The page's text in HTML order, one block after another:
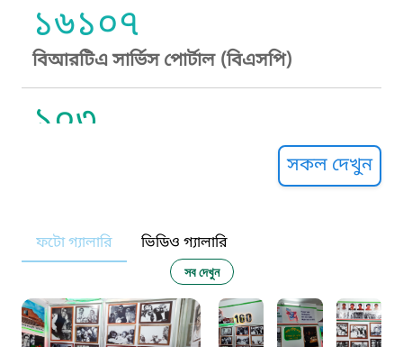
১৬১০৭
বিআরটিএ সার্ভিস পোর্টাল (বিএসপি)
১০৩
নারী ও শিশু নির্যাতন প্রতিরোধ
১০৬
সকল দেখুন
ফটো গ্যালারি ভিডিও গ্যালারি
সব দেখুন